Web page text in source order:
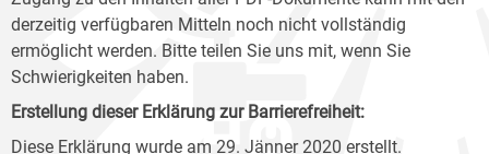
derzeitig verfügbaren Mitteln noch nicht vollständig
ermöglicht werden. Bitte teilen Sie uns mit, wenn Sie
Schwierigkeiten haben.
Erstellung dieser Erklärung zur Barrierefreiheit:
Diese Erklärung wurde am 29. Jänner 2020 erstellt.